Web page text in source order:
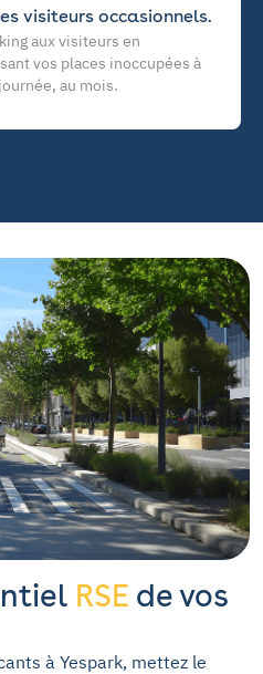
visiteurs occasionnels.
aux visiteurs en
vos places inoccupées à
au mois.
RSE de vos
à Yespark, mettez le